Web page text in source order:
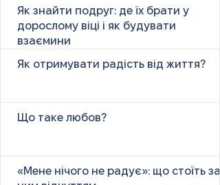
Як знайти подруг: де їх брати у
дорослому віці і як будувати
взаємини
Як отримувати радість від життя?
Що таке любов?
«Мене нічого не радує»: що стоїть за